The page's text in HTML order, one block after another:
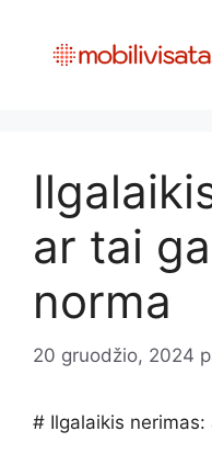
ar tai
norma
20 gruodžio, 2024
# Ilgalaikis